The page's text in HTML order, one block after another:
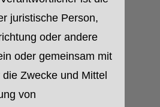
juristische Person,
oder andere
oder gemeinsam mit
Zwecke und Mittel
von